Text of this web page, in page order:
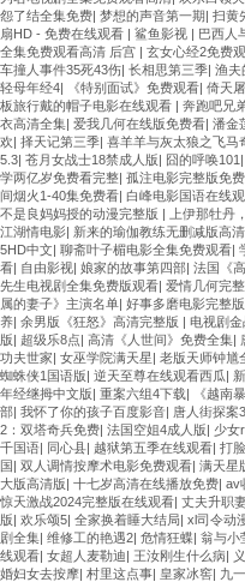
怨了结全集免费| 梦想的声音第一期| 扫黄
扇HD - 免费在线观看 | 鲨鱼影视 | 巴西人
全集免费观看高清 后宫 | 玄女心经2免费
车撞人事件35死43伤| 长相思第三季| 渔夫
轻母年经4| 《特别面试》免费观看| 倚天
板旅行戴的帽子电影在线观看 | 奔跑吧兄
衣高清全集| 爱我几何在线版免费看| 潘金
欢| 择天记第三季| 喜羊羊与灰太狼之飞马
5.3| 苍月女战士18禁成人版| 囧的呼唤101 |
学两亿岁免费看完整| 孤注电影完整版免
间烟火1-40集免费看| 白峰电影国语在线
不是良妈妈授的动漫完整版 | 上伊那牡丹
江湖情电影| 新来的瑜伽教练无删减版高
5HD中文| 聊斋叶子楣电影全集免费观看|
看| 自由影视| 娘家的故事第四部| 法国《
先生电视剧全集免费版观看| 爱情几何完
属的妻子》主演名单| 好事多磨电影完整
养| 余男版《狂怒》高清完整版 | 电视剧金
版| 超级乐8点| 高清《人世间》免费全集|
功夫世家| 女巫学院满天星| 老版天师钟馗
蜘蛛侠1国语版| 逆天至尊在线观看西瓜|
年经继拇中文版| 重案六组4下载| 《越南
部| 我怀了你的孩子百度影音| 唐人街探案
2：双塔奇兵免费| 法国空姐4成人版| 少女
千国语| 同心县| 越狱第五季在线观看| 打
国| 双人调情按摩术电影免费观看| 满天星
大版高清版| 十七岁高清在线播放免费| av
惊天激战2024完整版在线观看| 丈夫升职
版| 欢乐颂5| 全家换着睡大结局| xl司令动
剧全集| 维修工的艳遇2| 危情狂蝶| 翁与小
线观看| 女超人麦勒迪| 王汝刚生什么病|
婚妇女去按摩| 村里这点事| 皇家冰窖| 九